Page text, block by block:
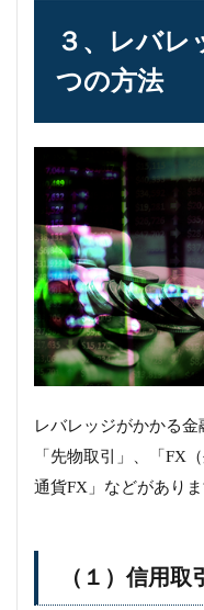
３、レバレ
つの方法
レバレッジがかかる金
「先物取引」、「FX
通貨FX」などがありま
（１）信用取引